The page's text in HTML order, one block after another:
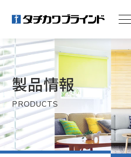
製品情報
PRODUCTS